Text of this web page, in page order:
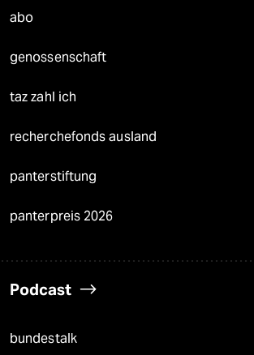
abo
genossenschaft
taz zahl ich
recherchefonds ausland
panterstiftung
panterpreis 2026
Podcast
bundestalk